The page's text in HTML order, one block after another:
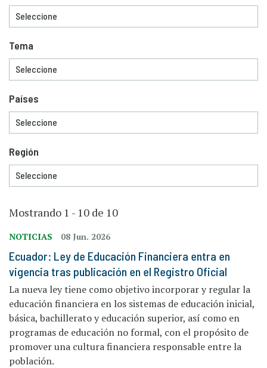
Mostrando 1 - 10 de 10
NOTICIAS 08 Jun. 2026
Ecuador: Ley de Educación Financiera entra en
vigencia tras publicación en el Registro Oficial
La nueva ley tiene como objetivo incorporar y regular la
educación financiera en los sistemas de educación inicial,
básica, bachillerato y educación superior, así como en
programas de educación no formal, con el propósito de
promover una cultura financiera responsable entre la
población.
Tema
Países
Región